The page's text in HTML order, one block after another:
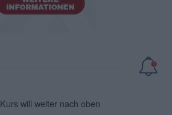
Kurs will weiter nach oben